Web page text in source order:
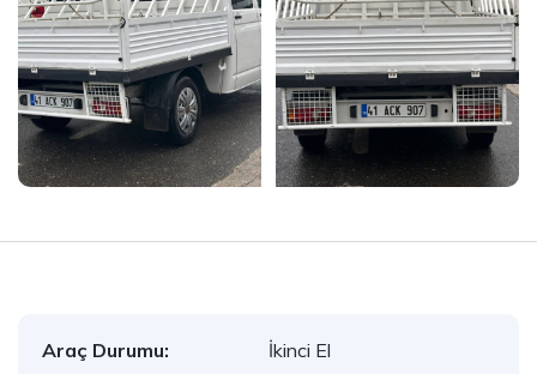
Araç Durumu:
İkinci El